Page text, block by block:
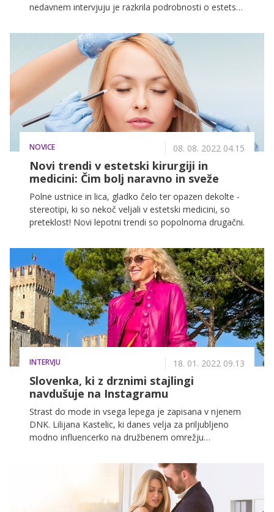
nedavnem intervjuju je razkrila podrobnosti o estetski
NOVICE 08. 08. 2022 04.15
Novi trendi v estetski kirurgiji in
medicini: Čim bolj naravno in sveže
Polne ustnice in lica, gladko čelo ter opazen dekolte -
stereotipi, ki so nekoč veljali v estetski medicini, so
preteklost! Novi lepotni trendi so popolnoma drugačni.
INTERVJU 18. 01. 2022 09.13
Slovenka, ki z drznimi stajlingi
navdušuje na Instagramu
Strast do mode in vsega lepega je zapisana v njenem
DNK. Lilijana Kastelic, ki danes velja za priljubljeno
modno influencerko na družbenem omrežju
ukvarjati v srednji šoli, kasneje je želela nadaljevati
študij v Torontu, a je imelo življenje za njo drugačne
načrte. Zaradi očetove bolezni se je vrnila v Slovenijo
in tukaj tudi ostala. "Vseskozi sem spremljala modne